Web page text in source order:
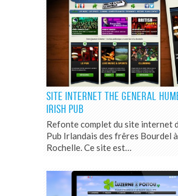
SITE INTERNET THE GENERAL
IRISH PUB
Refonte complet du site internet
Pub Irlandais des frêres Bourdel
Rochelle. Ce site est…